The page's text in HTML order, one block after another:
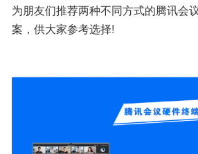
为朋友们推荐两种不同方式的腾讯会
案，供大家参考选择!